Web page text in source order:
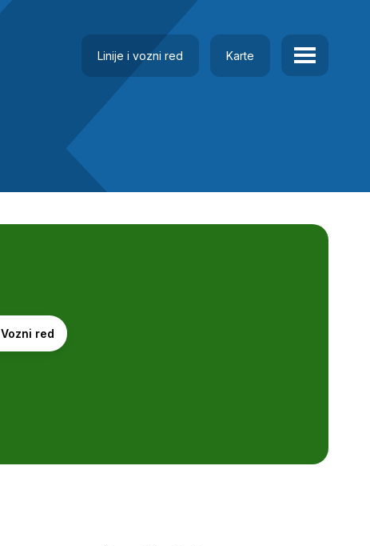
Linije i vozni red Karte
Vozni red